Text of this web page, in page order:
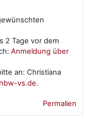
2 Tage vor dem
Anmeldung über
an: Christiana
vs.de.
Permalien